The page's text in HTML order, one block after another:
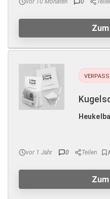
vor 1 Jahr 0 Teilen